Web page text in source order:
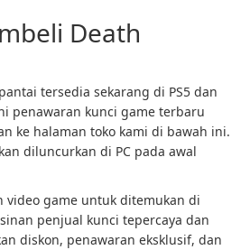
Death
tersedia sekarang di PS5 dan
penawaran kunci game terbaru
ke halaman toko kami di bawah ini.
diluncurkan di PC pada awal
video game untuk ditemukan di
penjual kunci tepercaya dan
diskon, penawaran eksklusif, dan